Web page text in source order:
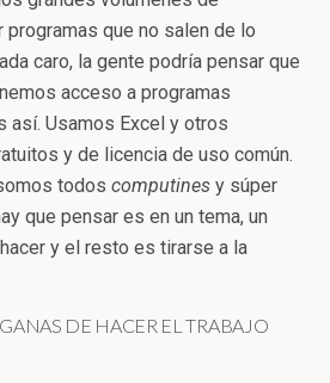
que no salen de lo
caro, la gente podría pensar que
acceso a programas
así. Usamos Excel y otros
y de licencia de uso común.
todos computines y súper
que pensar es en un tema, un
y el resto es tirarse a la
DE HACER EL TRABAJO